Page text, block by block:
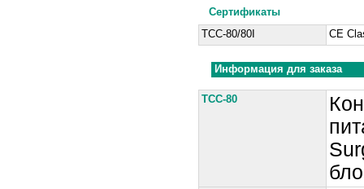
Сертификаты
TCC-80/80I
CE
Информация для заказа
TCC-80